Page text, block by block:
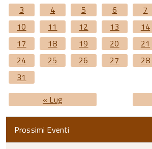
3
4 5 6 7
10
11 12 13 14
17
18 19 20 21
24
25 26 27 28
31
« Lug
Prossimi Eventi